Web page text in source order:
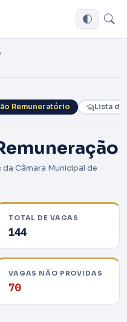
Remuneratório Lista de
da Câmara Municipal de
TOTAL DE VAGAS
144
VAGAS NÃO PROVIDAS
70